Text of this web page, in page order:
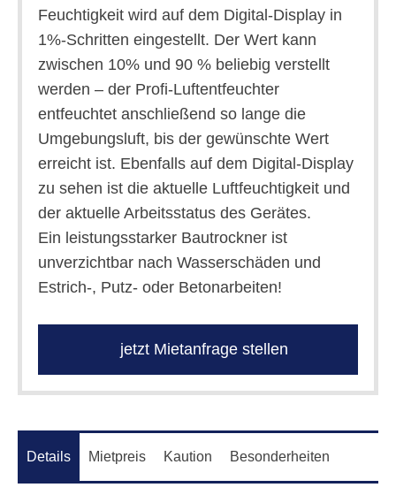
Feuchtigkeit wird auf dem Digital-Display in
1%-Schritten eingestellt. Der Wert kann
zwischen 10% und 90 % beliebig verstellt
werden – der Profi-Luftentfeuchter
entfeuchtet anschließend so lange die
Umgebungsluft, bis der gewünschte Wert
erreicht ist. Ebenfalls auf dem Digital-Display
zu sehen ist die aktuelle Luftfeuchtigkeit und
der aktuelle Arbeitsstatus des Gerätes.
Ein leistungsstarker Bautrockner ist
unverzichtbar nach Wasserschäden und
Estrich-, Putz- oder Betonarbeiten!
jetzt Mietanfrage stellen
Details Mietpreis Kaution Besonderheiten